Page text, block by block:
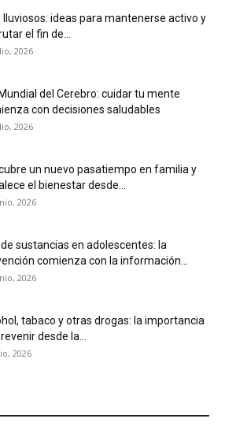
lluviosos: ideas para mantenerse activo y
el fin de...
2026
del Cerebro: cuidar tu mente
con decisiones saludables
2026
un nuevo pasatiempo en familia y
el bienestar desde...
2026
sustancias en adolescentes: la
comienza con la información...
2026
tabaco y otras drogas: la importancia
desde la...
2026